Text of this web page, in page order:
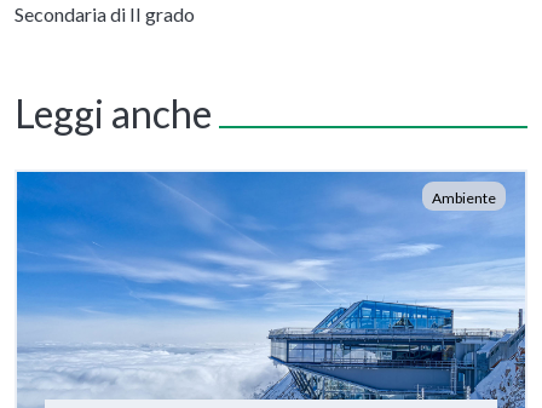
Secondaria di II grado
Leggi anche
Ambiente